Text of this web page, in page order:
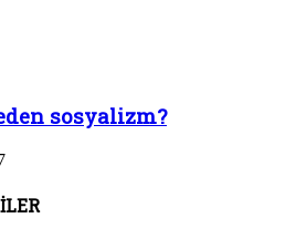
sosyalizm?